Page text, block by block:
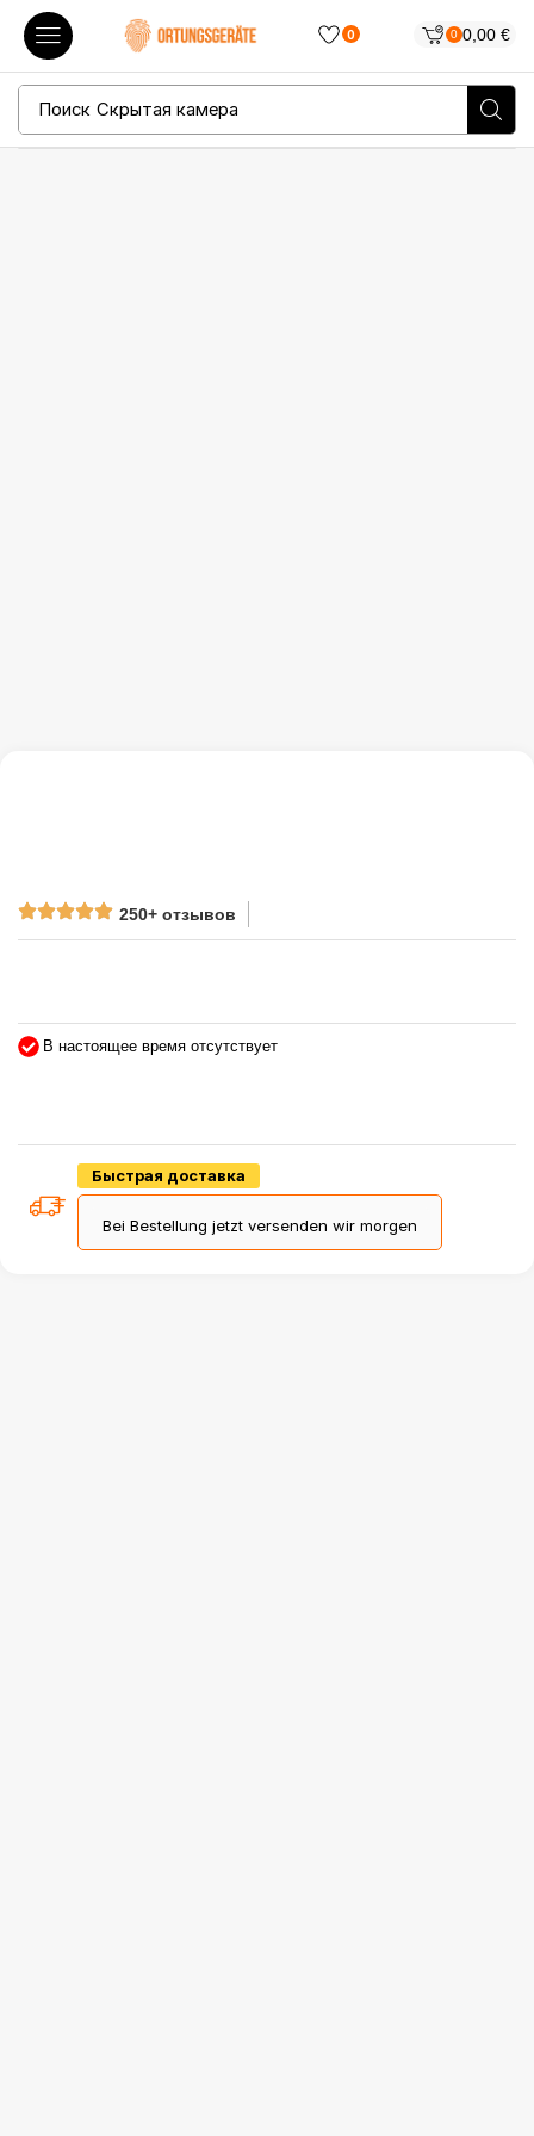
0 0 0,00 €
Поиск Скрытая камера
250+ отзывов
В настоящее время отсутствует
Быстрая доставка
Bei Bestellung jetzt versenden wir morgen